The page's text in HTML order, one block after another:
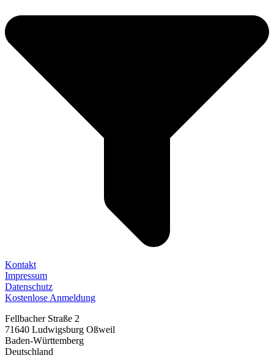
Kontakt
Impressum
Datenschutz
Kostenlose Anmeldung
Fellbacher Straße 2
71640 Ludwigsburg Oßweil
Baden-Württemberg
Deutschland